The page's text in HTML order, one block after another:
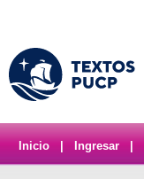
Inicio Ingresar